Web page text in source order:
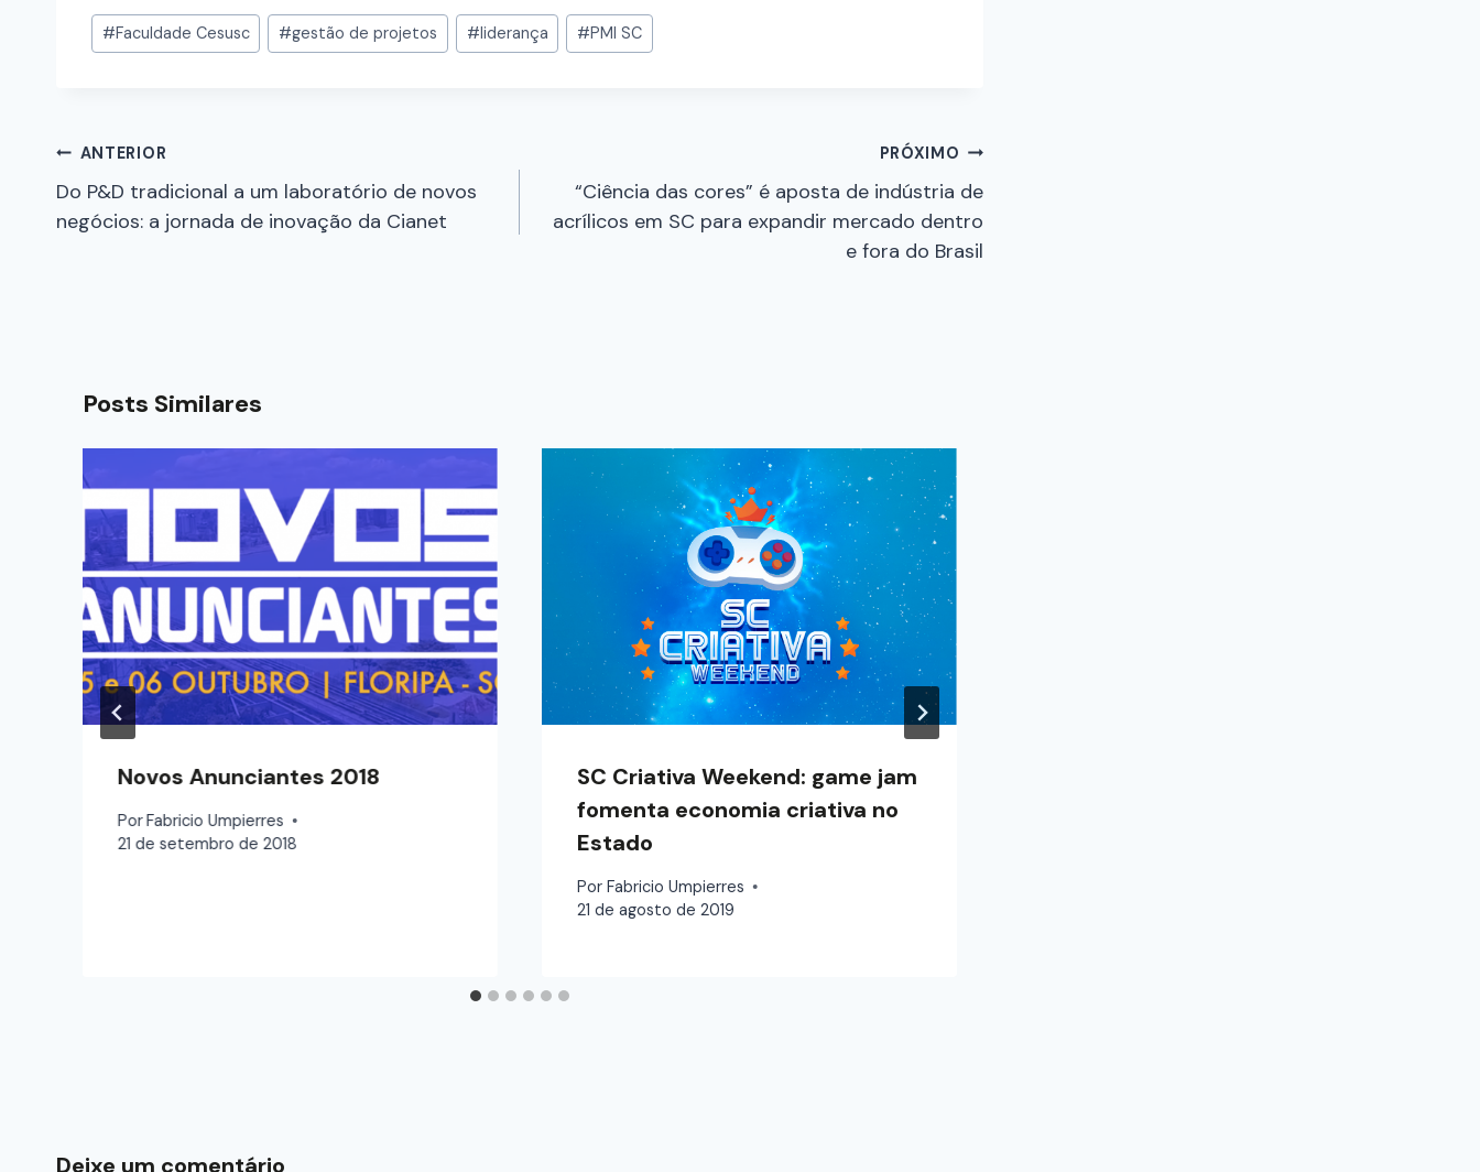
#Faculdade Cesusc #gestão de projetos #liderança #PMI SC
ANTERIOR
Do P&D tradicional a um laboratório de novos
negócios: a jornada de inovação da Cianet
PRÓXIMO
“Ciência das cores” é aposta de indústria de
acrílicos em SC para expandir mercado dentro
e fora do Brasil
Posts Similares
Novos Anunciantes 2018
PorFabricio Umpierres
21 de setembro de 2018
SC Criativa Weekend: game jam
fomenta economia criativa no
Estado
Por Fabricio Umpierres
21 de agosto de 2019
Deixe um comentário